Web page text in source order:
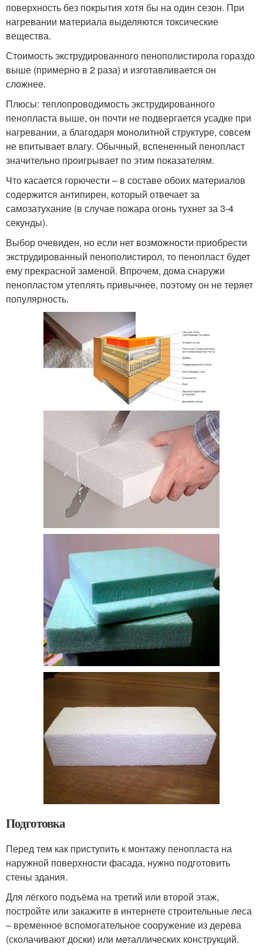
поверхность без покрытия хотя бы на один сезон. При
нагревании материала выделяются токсические
вещества.
Стоимость экструдированного пенополистирола гораздо
выше (примерно в 2 раза) и изготавливается он
сложнее.
Плюсы: теплопроводимость экструдированного
пенопласта выше, он почти не подвергается усадке при
нагревании, а благодаря монолитной структуре, совсем
не впитывает влагу. Обычный, вспененный пенопласт
значительно проигрывает по этим показателям.
Что касается горючести – в составе обоих материалов
содержится антипирен, который отвечает за
самозатухание (в случае пожара огонь тухнет за 3-4
секунды).
Выбор очевиден, но если нет возможности приобрести
экструдированный пенополистирол, то пенопласт будет
ему прекрасной заменой. Впрочем, дома снаружи
пенопластом утеплять привычнее, поэтому он не теряет
популярность.
Подготовка
Перед тем как приступить к монтажу пенопласта на
наружной поверхности фасада, нужно подготовить
стены здания.
Для лёгкого подъёма на третий или второй этаж,
постройте или закажите в интернете строительные леса
– временное вспомогательное сооружение из дерева
(сколачивают доски) или металлических конструкций.